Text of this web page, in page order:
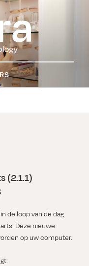
(2.1.1)
de loop van de dag
Deze nieuwe
op uw computer.